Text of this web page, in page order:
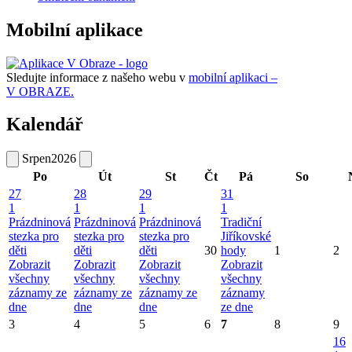
Mobilní aplikace
Sledujte informace z našeho webu v mobilní aplikaci –
V OBRAZE.
Kalendář
Srpen2026
Po
Út St Čt Pá So
27
1
Prázdninová
stezka pro
děti
Zobrazit
všechny
záznamy ze
dne
28
1
Prázdninová
stezka pro
děti
Zobrazit
všechny
záznamy ze
dne
29
1
Prázdninová
stezka pro
děti
Zobrazit
všechny
záznamy ze
dne
30
31
1
Tradiční
Jiříkovské
hody
Zobrazit
všechny
záznamy
ze dne
1 2
3 4 5 6 7 8 9
16